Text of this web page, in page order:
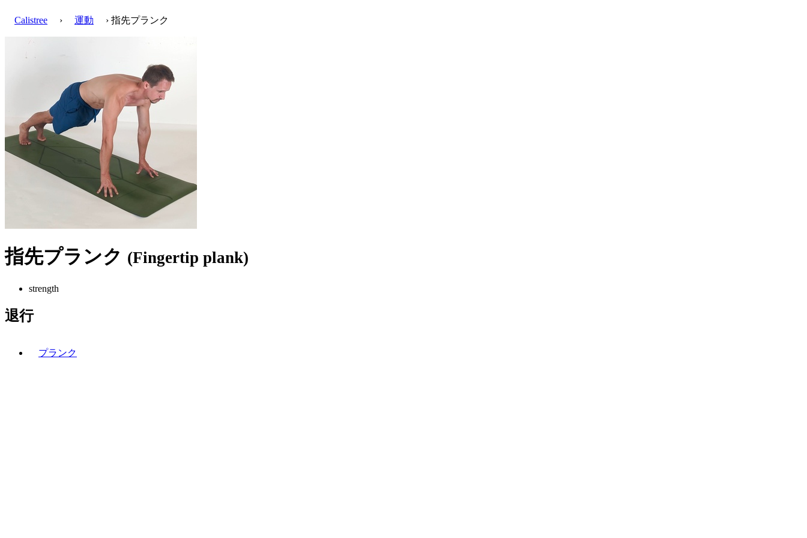
Calistree › 運動 › 指先プランク
指先プランク (Fingertip plank)
strength
退行
プランク